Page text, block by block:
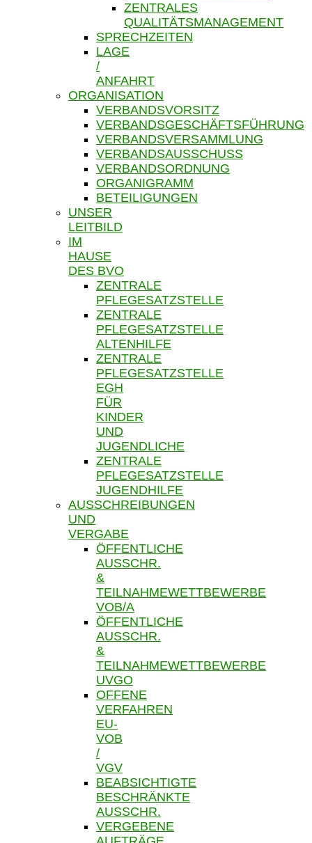
ZENTRALES
QUALITÄTSMANAGEMENT
SPRECHZEITEN
LAGE
/
ANFAHRT
ORGANISATION
VERBANDSVORSITZ
VERBANDSGESCHÄFTSFÜHRUNG
VERBANDSVERSAMMLUNG
VERBANDSAUSSCHUSS
VERBANDSORDNUNG
ORGANIGRAMM
BETEILIGUNGEN
UNSER
LEITBILD
IM
HAUSE
DES BVO
ZENTRALE
PFLEGESATZSTELLE
ZENTRALE
PFLEGESATZSTELLE
ALTENHILFE
ZENTRALE
PFLEGESATZSTELLE
EGH
FÜR
KINDER
UND
JUGENDLICHE
ZENTRALE
PFLEGESATZSTELLE
JUGENDHILFE
AUSSCHREIBUNGEN
UND
VERGABE
ÖFFENTLICHE
AUSSCHR.
&
TEILNAHMEWETTBEWERBE
VOB/A
ÖFFENTLICHE
AUSSCHR.
&
TEILNAHMEWETTBEWERBE
UVGO
OFFENE
VERFAHREN
EU-
VOB
/
VGV
BEABSICHTIGTE
BESCHRÄNKTE
AUSSCHR.
VERGEBENE